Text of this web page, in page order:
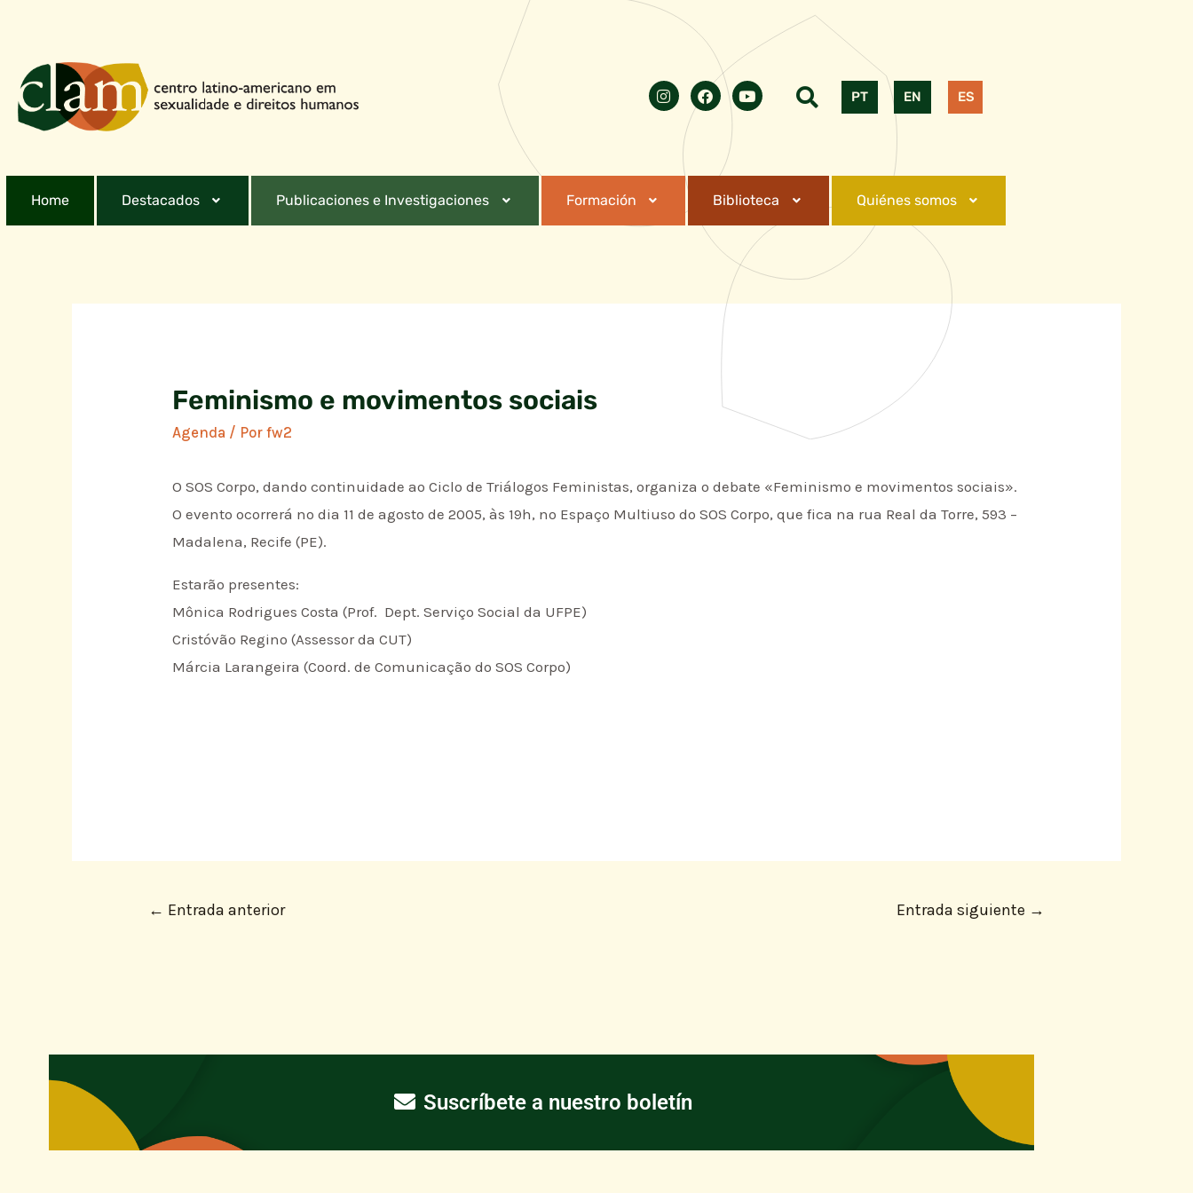
PT EN ES
Home Destacados Publicaciones e Investigaciones Formación Biblioteca Quiénes somos
Feminismo e movimentos sociais
Agenda / Porfw2
O SOS Corpo, dando continuidade ao Ciclo de Triálogos Feministas, organiza o debate «Feminismo e movimentos sociais».
O evento ocorrerá no dia 11 de agosto de 2005, às 19h, no Espaço Multiuso do SOS Corpo, que fica na rua Real da Torre, 593 –
Madalena, Recife (PE).
Estarão presentes:
Mônica Rodrigues Costa (Prof. Dept. Serviço Social da UFPE)
Cristóvão Regino (Assessor da CUT)
Márcia Larangeira (Coord. de Comunicação do SOS Corpo)
← Entrada anterior Entrada siguiente →
Suscríbete a nuestro boletín